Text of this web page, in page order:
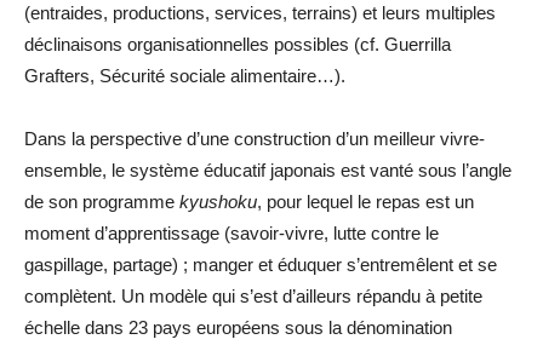
(entraides, productions, services, terrains) et leurs multiples
déclinaisons organisationnelles possibles (cf. Guerrilla
Grafters, Sécurité sociale alimentaire…).
Dans la perspective d’une construction d’un meilleur vivre-
ensemble, le système éducatif japonais est vanté sous l’angle
de son programme kyushoku, pour lequel le repas est un
moment d’apprentissage (savoir-vivre, lutte contre le
gaspillage, partage) ; manger et éduquer s’entremêlent et se
complètent. Un modèle qui s’est d’ailleurs répandu à petite
échelle dans 23 pays européens sous la dénomination